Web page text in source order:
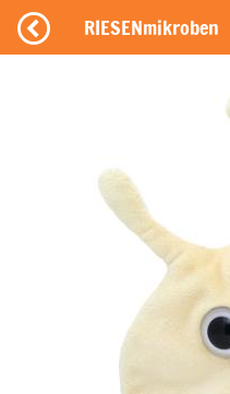
RIESENmikroben